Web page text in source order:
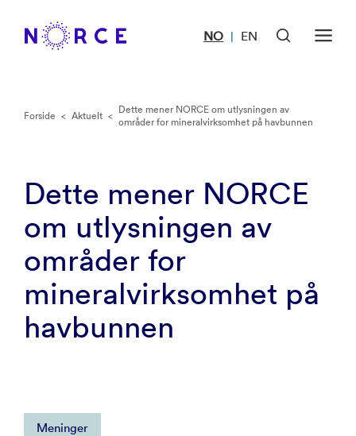
NO | EN
Forside < Aktuelt < Dette mener NORCE om utlysningen av
områder for mineralvirksomhet på havbunnen
Dette mener NORCE
om utlysningen av
områder for
mineralvirksomhet på
havbunnen
Meninger